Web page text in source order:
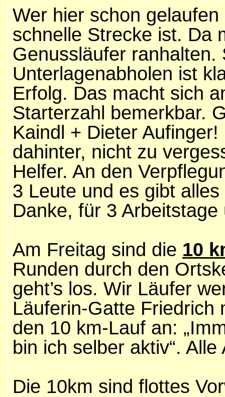
Wer hier schon
schnelle Strecke ist. Da
Genussläufer ranhalten.
Unterlagenabholen ist
Erfolg. Das macht sich
Starterzahl bemerkbar.
Kaindl + Dieter
dahinter, nicht zu
Helfer. An den
3 Leute und es gibt
Danke, für 3
Am Freitag sind die 10
Runden durch den
geht’s los. Wir Läufer
Läuferin-Gatte Friedrich
den 10 km-Lauf an:
bin ich selber aktiv“.
Die 10km sind flottes